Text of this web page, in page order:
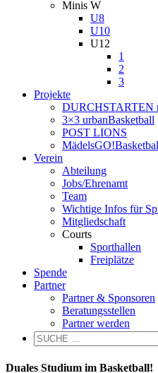
Minis W
U8
U10
U12
1
2
3
Projekte
3×3 urbanBasketball
POST LIONS
Verein
Abteilung
Jobs/Ehrenamt
Team
Wichtige Infos für
Mitgliedschaft
Courts
Sporthallen
Freiplätze
Spende
Partner
Partner & Sponsoren
Beratungsstellen
Partner werden
Duales Studium im Basketball!